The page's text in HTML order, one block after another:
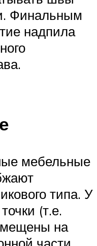
Финальным
надпила
мебельные
типа. У
(т.е.
на